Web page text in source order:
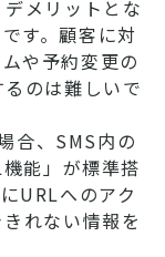
メリットとな
す。顧客に対
や予約変更の
のは難しいで
合、SMS内の
能」が標準搭
URLへのアク
れない情報を